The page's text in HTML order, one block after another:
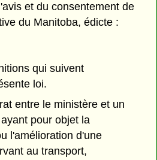
et du consentement de
du Manitoba, édicte :
qui suivent
loi.
entre le ministère et un
pour objet la
l'amélioration d'une
au transport,